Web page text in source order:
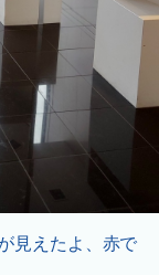
見えたよ、赤で